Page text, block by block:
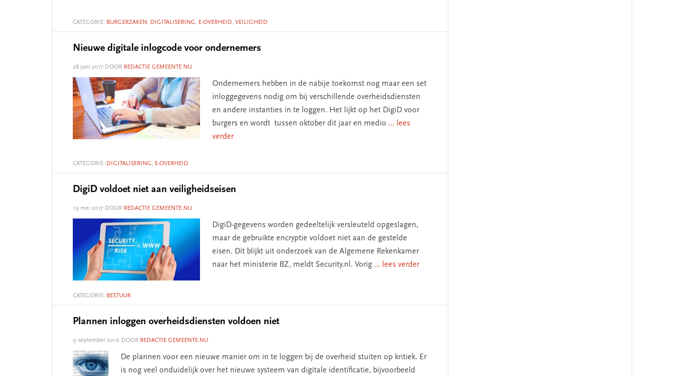
CATEGORIE: BURGERZAKEN , DIGITALISERING, E-OVERHEID, VEILIGHEID
Nieuwe digitale inlogcode voor ondernemers
28 juni 2017 DOOR REDACTIE GEMEENTE.NU
Ondernemers hebben in de nabije toekomst nog maar een set
inloggegevens nodig om bij verschillende overheidsdiensten
en andere instanties in te loggen. Het lijkt op het DigiD voor
burgers en wordt tussen oktober dit jaar en medio ... lees
verder
CATEGORIE: DIGITALISERING, E-OVERHEID
DigiD voldoet niet aan veiligheidseisen
19 mei 2017 DOOR REDACTIE GEMEENTE.NU
DigiD-gegevens worden gedeeltelijk versleuteld opgeslagen,
maar de gebruikte encryptie voldoet niet aan de gestelde
eisen. Dit blijkt uit onderzoek van de Algemene Rekenkamer
naar het ministerie BZ, meldt Security.nl. Vorig ... lees verder
CATEGORIE: BESTUUR
Plannen inloggen overheidsdiensten voldoen niet
9 september 2016 DOOR REDACTIE GEMEENTE.NU
De plannen voor een nieuwe manier om in te loggen bij de overheid stuiten op kritiek. Er
is nog veel onduidelijk over het nieuwe systeem van digitale identificatie, bijvoorbeeld